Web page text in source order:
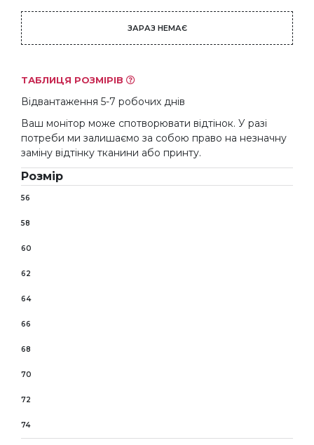
ЗАРАЗ НЕМАЄ
ТАБЛИЦЯ РОЗМІРІВ
Відвантаження 5-7 робочих днів
Ваш монітор може спотворювати відтінок. У разі
потреби ми залишаємо за собою право на незначну
заміну відтінку тканини або принту.
Розмір
56
58
60
62
64
66
68
70
72
74